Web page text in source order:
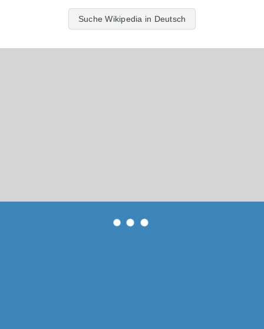
Suche Wikipedia in Deutsch